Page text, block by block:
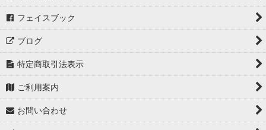
フェイスブック
ブログ
特定商取引法表示
ご利用案内
お問い合わせ